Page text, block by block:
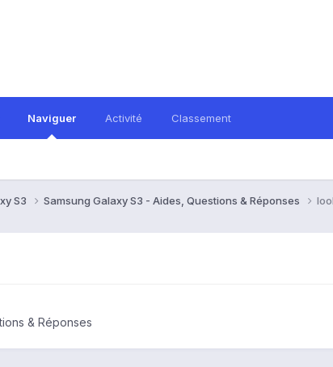
Naviguer Activité Classement
S3 Samsung Galaxy S3 - Aides, Questions & Réponses
& Réponses